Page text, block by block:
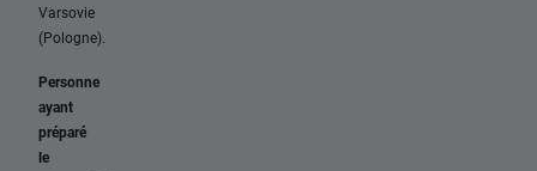
Varsovie
(Pologne).
Personne
ayant
préparé
le